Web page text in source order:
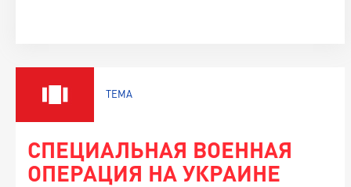
ТЕМА
СПЕЦИАЛЬНАЯ ВОЕННАЯ
ОПЕРАЦИЯ НА УКРАИНЕ